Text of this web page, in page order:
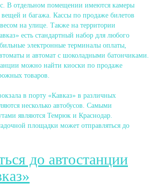
В отдельном помещении имеются камеры
и багажа. Кассы по продаже билетов
на улице. Также на территории
есть стандартный набор для любого
электронные терминалы оплаты,
и автомат с шоколадными батончиками.
можно найти киоски по продаже
товаров.
в порту «Кавказ» в различных
несколько автобусов. Самыми
являются Темрюк и Краснодар.
площадки может отправляться до
до автостанции